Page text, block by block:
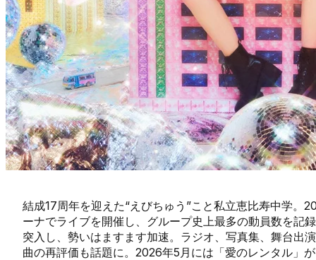
結成17周年を迎えた“えびちゅう”こと私立恵比寿中学。
ーナでライブを開催し、グループ史上最多の動員数を記
突入し、勢いはますます加速。ラジオ、写真集、舞台出
曲の再評価も話題に。2026年5月には「愛のレンタル」